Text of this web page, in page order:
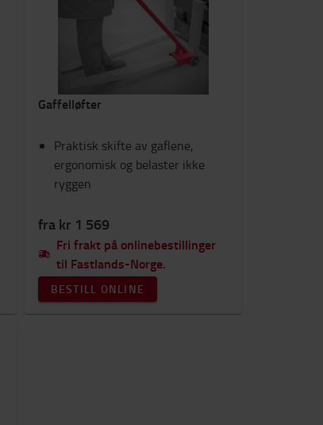
Gaffelløfter
Praktisk skifte av gaflene,
ergonomisk og belaster ikke
ryggen
fra kr 1 569
Fri frakt på onlinebestillinger
til Fastlands-Norge.
BESTILL ONLINE